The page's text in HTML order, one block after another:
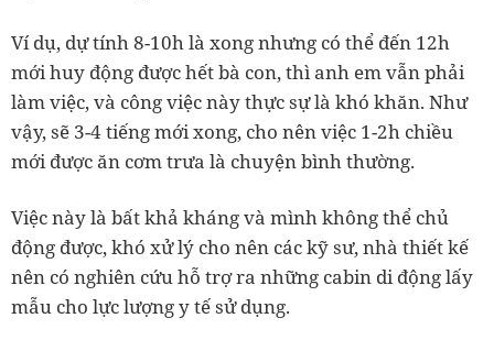
Ví dụ, dự tính 8-10h là xong nhưng có thể đến 12h
mới huy động được hết bà con, thì anh em vẫn phải
làm việc, và công việc này thực sự là khó khăn. Như
vậy, sẽ 3-4 tiếng mới xong, cho nên việc 1-2h chiều
mới được ăn cơm trưa là chuyện bình thường.
Việc này là bất khả kháng và mình không thể chủ
động được, khó xử lý cho nên các kỹ sư, nhà thiết kế
nên có nghiên cứu hỗ trợ ra những cabin di động lấy
mẫu cho lực lượng y tế sử dụng.